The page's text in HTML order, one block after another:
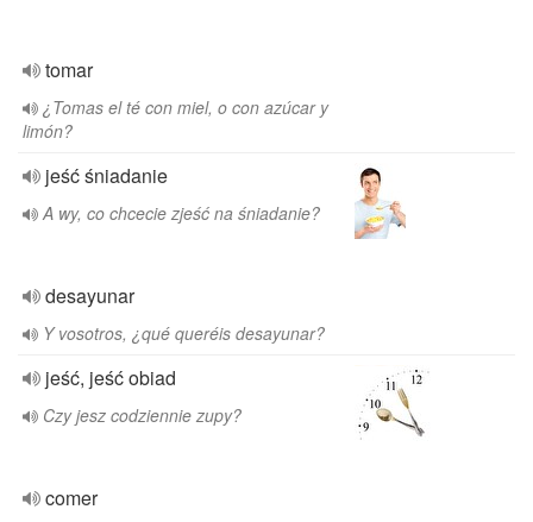
tomar
¿Tomas el té con miel, o con azúcar y
limón?
jeść śniadanie
A wy, co chcecie zjeść na śniadanie?
desayunar
Y vosotros, ¿qué queréis desayunar?
jeść, jeść obiad
Czy jesz codziennie zupy?
comer